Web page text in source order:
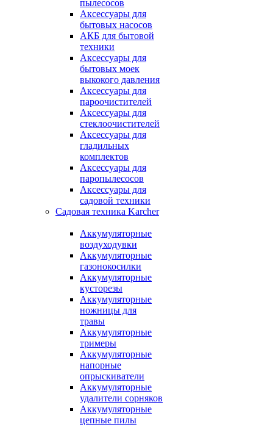
пылесосов
Аксессуары для
бытовых насосов
АКБ для бытовой
техники
Аксессуары для
бытовых моек
выкокого давления
Аксессуары для
пароочистителей
Аксессуары для
стеклоочистителей
Аксессуары для
гладильных
комплектов
Аксессуары для
паропылесосов
Аксессуары для
садовой техники
Садовая техника Karcher
Аккумуляторные
воздуходувки
Аккумуляторные
газонокосилки
Аккумуляторные
кусторезы
Аккумуляторные
ножницы для
травы
Аккумуляторные
тримеры
Аккумуляторные
напорные
опрыскиватели
Аккумуляторные
удалители сорняков
Аккумуляторные
цепные пилы